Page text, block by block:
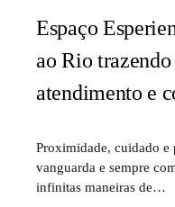
Espaço
ao Rio
atendimento e
Proximidade, cuidado e
vanguarda e sempre
infinitas maneiras de…